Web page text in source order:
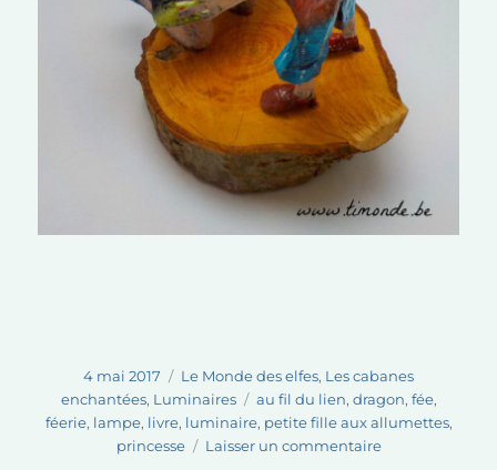
Publié
le
4 mai 2017 Catégories
Le Monde des elfes, Les cabanes
enchantées, Luminaires Étiquettes
au fil du lien, dragon, fée,
féerie, lampe, livre, luminaire, petite fille aux allumettes,
princesse
Laisser un commentairesur